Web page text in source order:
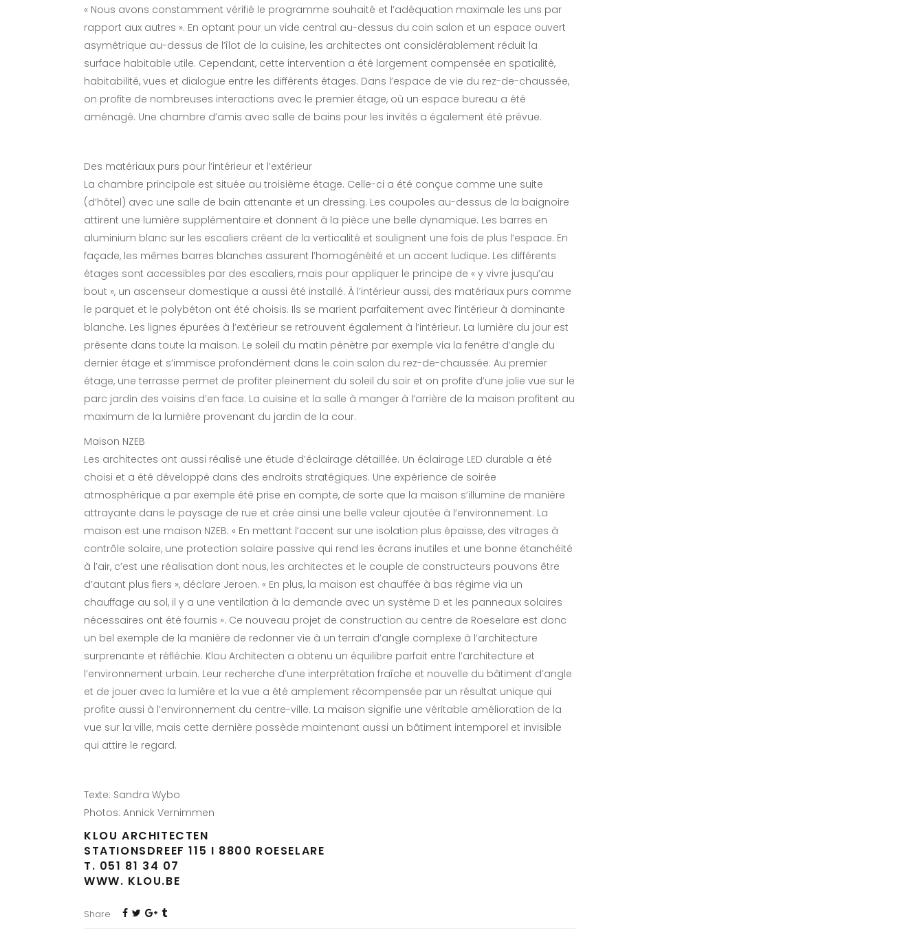
« Nous avons constamment vérifié le programme souhaité et l’adéquation maximale les uns par
rapport aux autres ». En optant pour un vide central au-dessus du coin salon et un espace ouvert
asymétrique au-dessus de l’îlot de la cuisine, les architectes ont considérablement réduit la
surface habitable utile. Cependant, cette intervention a été largement compensée en spatialité,
habitabilité, vues et dialogue entre les différents étages. Dans l’espace de vie du rez-de-chaussée,
on profite de nombreuses interactions avec le premier étage, où un espace bureau a été
aménagé. Une chambre d’amis avec salle de bains pour les invités a également été prévue.
Des matériaux purs pour l’intérieur et l’extérieur
La chambre principale est située au troisième étage. Celle-ci a été conçue comme une suite
(d’hôtel) avec une salle de bain attenante et un dressing. Les coupoles au-dessus de la baignoire
attirent une lumière supplémentaire et donnent à la pièce une belle dynamique. Les barres en
aluminium blanc sur les escaliers créent de la verticalité et soulignent une fois de plus l’espace. En
façade, les mêmes barres blanches assurent l’homogénéité et un accent ludique. Les différents
étages sont accessibles par des escaliers, mais pour appliquer le principe de « y vivre jusqu’au
bout », un ascenseur domestique a aussi été installé. À l’intérieur aussi, des matériaux purs comme
le parquet et le polybéton ont été choisis. Ils se marient parfaitement avec l’intérieur à dominante
blanche. Les lignes épurées à l’extérieur se retrouvent également à l’intérieur. La lumière du jour est
présente dans toute la maison. Le soleil du matin pénètre par exemple via la fenêtre d’angle du
dernier étage et s’immisce profondément dans le coin salon du rez-de-chaussée. Au premier
étage, une terrasse permet de profiter pleinement du soleil du soir et on profite d’une jolie vue sur le
parc jardin des voisins d’en face. La cuisine et la salle à manger à l’arrière de la maison profitent au
maximum de la lumière provenant du jardin de la cour.
Maison NZEB
Les architectes ont aussi réalisé une étude d’éclairage détaillée. Un éclairage LED durable a été
choisi et a été développé dans des endroits stratégiques. Une expérience de soirée
atmosphérique a par exemple été prise en compte, de sorte que la maison s’illumine de manière
attrayante dans le paysage de rue et crée ainsi une belle valeur ajoutée à l’environnement. La
maison est une maison NZEB. « En mettant l’accent sur une isolation plus épaisse, des vitrages à
contrôle solaire, une protection solaire passive qui rend les écrans inutiles et une bonne étanchéité
à l’air, c’est une réalisation dont nous, les architectes et le couple de constructeurs pouvons être
d’autant plus fiers », déclare Jeroen. « En plus, la maison est chauffée à bas régime via un
chauffage au sol, il y a une ventilation à la demande avec un système D et les panneaux solaires
nécessaires ont été fournis ». Ce nouveau projet de construction au centre de Roeselare est donc
un bel exemple de la manière de redonner vie à un terrain d’angle complexe à l’architecture
surprenante et réfléchie. Klou Architecten a obtenu un équilibre parfait entre l’architecture et
l’environnement urbain. Leur recherche d’une interprétation fraîche et nouvelle du bâtiment d’angle
et de jouer avec la lumière et la vue a été amplement récompensée par un résultat unique qui
profite aussi à l’environnement du centre-ville. La maison signifie une véritable amélioration de la
vue sur la ville, mais cette dernière possède maintenant aussi un bâtiment intemporel et invisible
qui attire le regard.
Texte: Sandra Wybo
Photos: Annick Vernimmen
KLOU ARCHITECTEN
STATIONSDREEF 115 I 8800 ROESELARE
T. 051 81 34 07
WWW. KLOU.BE
Share